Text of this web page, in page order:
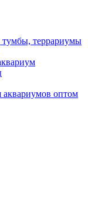
террариумы
аквариумов оптом